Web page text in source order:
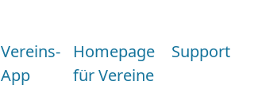
Vereins-
App
Homepage
für Vereine
Support